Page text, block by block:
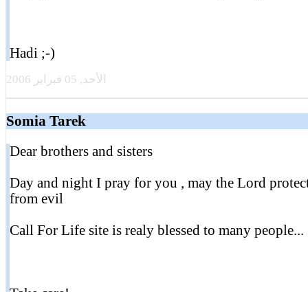
Hadi ;-)
الأحد, 05 فبراير 2006
Somia Tarek
Dear brothers and sisters
Day and night I pray for you , may the Lord
from evil
Call For Life site is realy blessed to many people...